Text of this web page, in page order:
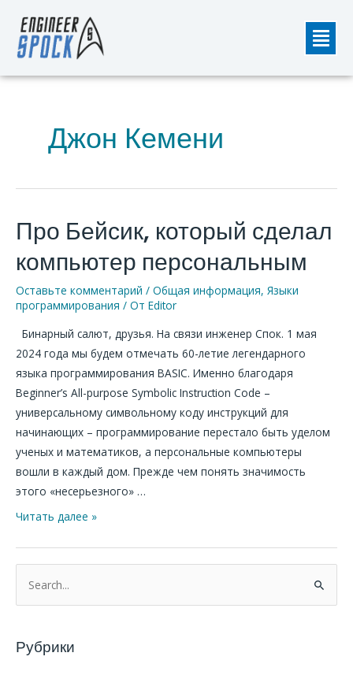
содержимому
Джон Кемени
Про Бейсик, который сделал
компьютер персональным
Оставьте комментарий / Общая информация, Языки
программирования / От Editor
Бинарный салют, друзья. На связи инженер Спок. 1 мая
2024 года мы будем отмечать 60-летие легендарного
языка программирования BASIC. Именно благодаря
Beginner’s All-purpose Symbolic Instruction Code –
универсальному символьному коду инструкций для
начинающих – программирование перестало быть уделом
ученых и математиков, а персональные компьютеры
вошли в каждый дом. Прежде чем понять значимость
этого «несерьезного» …
Про
Бейсик,
который
сделал
компьютер
Читать далее »
о
сРубрики